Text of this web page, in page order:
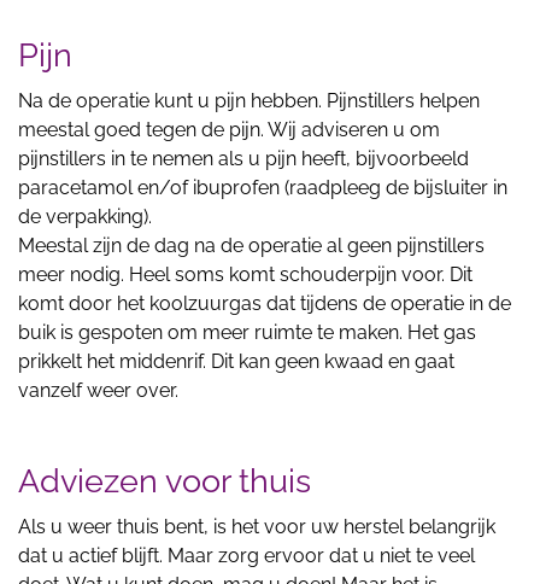
Pijn
Na de operatie kunt u pijn hebben. Pijnstillers helpen
meestal goed tegen de pijn. Wij adviseren u om
pijnstillers in te nemen als u pijn heeft, bijvoorbeeld
paracetamol en/of ibuprofen (raadpleeg de bijsluiter in
de verpakking).
Meestal zijn de dag na de operatie al geen pijnstillers
meer nodig. Heel soms komt schouderpijn voor. Dit
komt door het koolzuurgas dat tijdens de operatie in de
buik is gespoten om meer ruimte te maken. Het gas
prikkelt het middenrif. Dit kan geen kwaad en gaat
vanzelf weer over.
Adviezen voor thuis
Als u weer thuis bent, is het voor uw herstel belangrijk
dat u actief blijft. Maar zorg ervoor dat u niet te veel